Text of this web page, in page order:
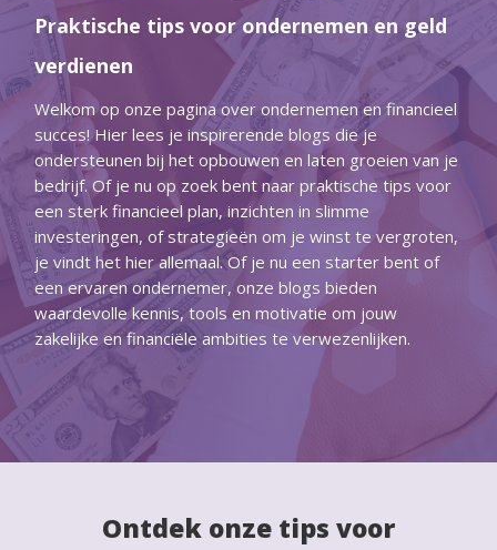
Praktische tips voor ondernemen en geld
verdienen
Welkom op onze pagina over ondernemen en financieel
succes! Hier lees je inspirerende blogs die je
ondersteunen bij het opbouwen en laten groeien van je
bedrijf. Of je nu op zoek bent naar praktische tips voor
een sterk financieel plan, inzichten in slimme
investeringen, of strategieën om je winst te vergroten,
je vindt het hier allemaal. Of je nu een starter bent of
een ervaren ondernemer, onze blogs bieden
waardevolle kennis, tools en motivatie om jouw
zakelijke en financiële ambities te verwezenlijken.
Ontdek onze tips voor